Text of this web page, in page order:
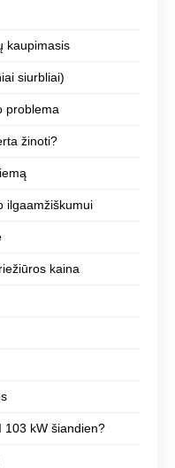
kaupimasis
siurbliai)
problema
žinoti?
ilgaamžiškumui
kaina
103 kW šiandien?